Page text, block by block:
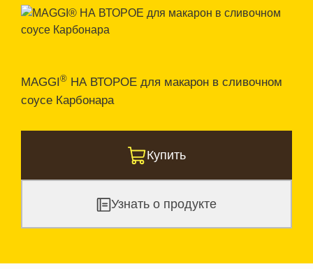
MAGGI® НА ВТОРОЕ для макарон в сливочном
соусе Карбонара
Купить
Узнать о продукте